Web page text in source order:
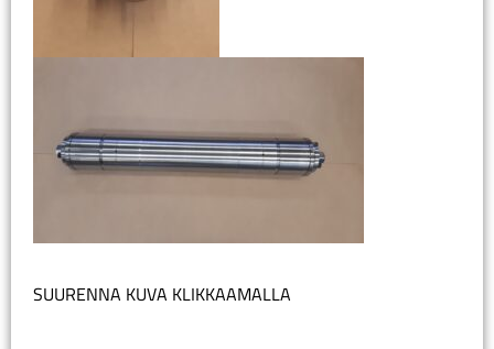
SUURENNA KUVA KLIKKAAMALLA